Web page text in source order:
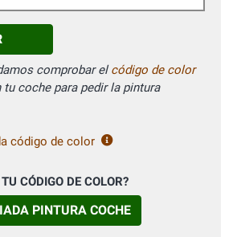
comprobar elcódigo de color
tu coche para pedir la pintura
código de color
CÓDIGO DE COLOR?
PINTURA COCHE